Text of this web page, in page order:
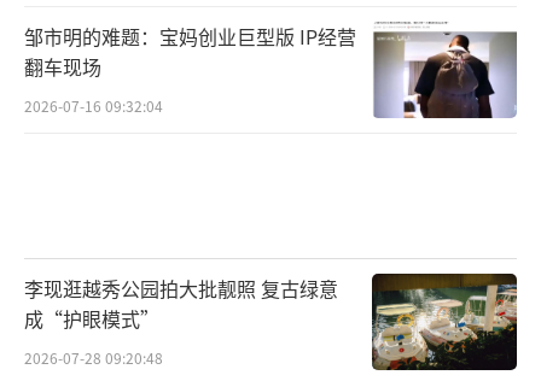
邹市明的难题：宝妈创业巨型版 IP经营
翻车现场
2026-07-16 09:32:04
李现逛越秀公园拍大批靓照 复古绿意
成“护眼模式”
2026-07-28 09:20:48